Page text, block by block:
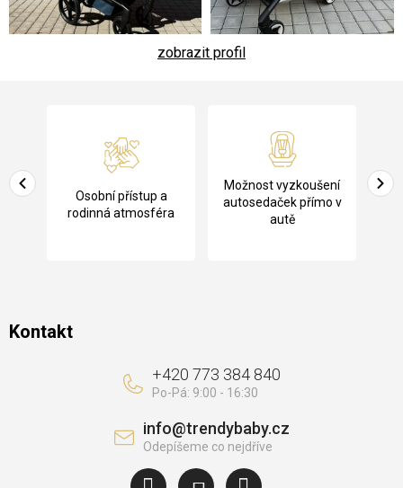
zobrazit profil
a
Osobní přístup a
rodinná atmosféra
Možnost vyzkoušení
autosedaček přímo v
autě
Kontakt
info@trendybaby.cz
+420 773 384 840